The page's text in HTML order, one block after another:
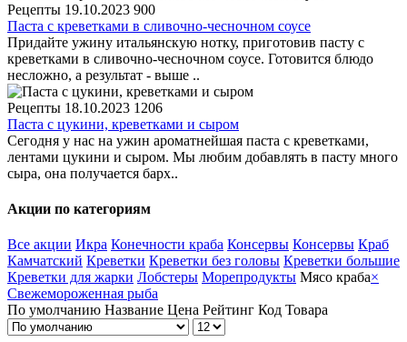
Рецепты 19.10.2023 900
Паста с креветками в сливочно-чесночном соусе
Придайте ужину итальянскую нотку, приготовив пасту с
креветками в сливочно-чесночном соусе. Готовится блюдо
несложно, а результат - выше ..
Рецепты 18.10.2023 1206
Паста с цукини, креветками и сыром
Сегодня у нас на ужин ароматнейшая паста с креветками,
лентами цукини и сыром. Мы любим добавлять в пасту много
сыра, она получается барх..
Акции по категориям
Все акции Икра Конечности краба Консервы Консервы Краб
Камчатский Креветки Креветки без головы Креветки большие
Креветки для жарки Лобстеры Морепродукты Мясо краба×
Свежемороженная рыба
По умолчанию Название Цена Рейтинг Код Товара